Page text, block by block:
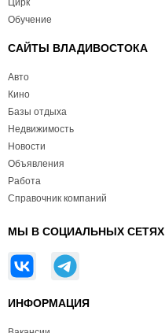
Цирк
Обучение
САЙТЫ ВЛАДИВОСТОКА
Авто
Кино
Базы отдыха
Недвижимость
Новости
Объявления
Работа
Справочник компаний
МЫ В СОЦИАЛЬНЫХ СЕТЯХ
ИНФОРМАЦИЯ